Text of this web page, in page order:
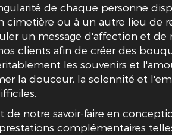
de chaque personne
cimetière ou à un autre lieu de
un message d'affection et
clients afin de créer des
les souvenirs et
la douceur, la solennité et
de notre savoir-faire en
complémentaires